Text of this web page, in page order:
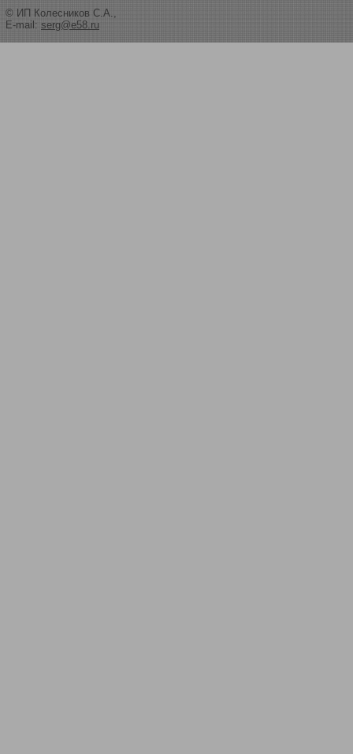
© ИП Колесников С.А.,
E-mail: serg@e58.ru